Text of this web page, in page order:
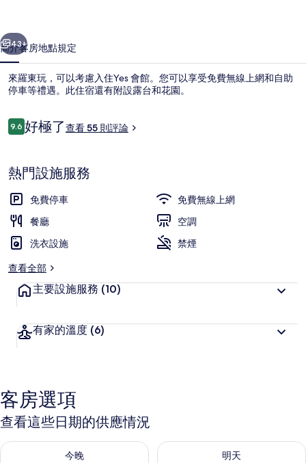
住宿景觀
個 下一個
43+
簡介客房地點規定
來羅東玩，可以考慮入住Yes 會館。您可以享受免費無線上網和自助
停車等禮遇。此住宿還有附設露台和花園。
評
論
9.69.6 分，滿分 10 分，
好極了查看 55 則評論
熱門設施服務
免費停車
免費無線上網
餐廳
空調
洗衣設施
禁煙
查看全部
主要設施服務 (10)
有家的溫度 (6)
客房選項
查看這些日期的供應情況
今晚
查看今晚 (8月 9 - 8月 10) 的供應情況
明天
查看明天 (8月 10 - 8月 11) 的